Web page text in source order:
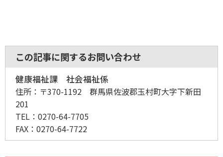
この記事に関するお問い合わせ
健康福祉課 社会福祉係
住所： 〒370-1192 群馬県佐波郡玉村町大字下新田
201
TEL： 0270-64-7705
FAX： 0270-64-7722